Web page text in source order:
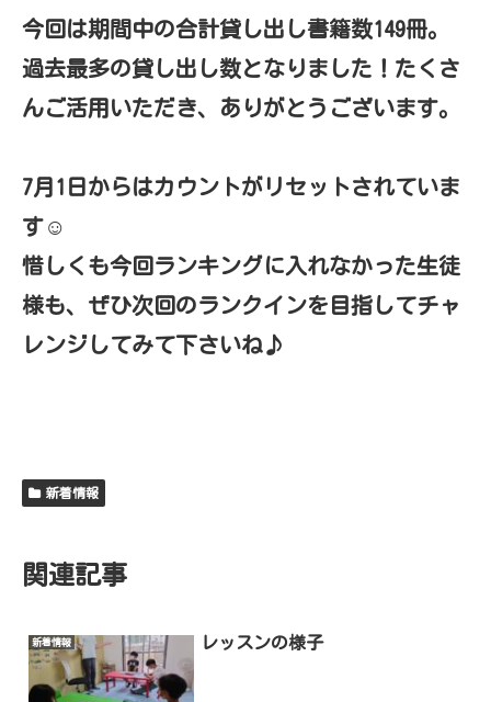
今回は期間中の合計貸し出し書籍数149冊。
過去最多の貸し出し数となりました！たくさ
んご活用いただき、ありがとうございます。
7月1日からはカウントがリセットされていま
す☺
惜しくも今回ランキングに入れなかった生徒
様も、ぜひ次回のランクインを目指してチャ
レンジしてみて下さいね♪
新着情報
関連記事
新着情報 レッスンの様子